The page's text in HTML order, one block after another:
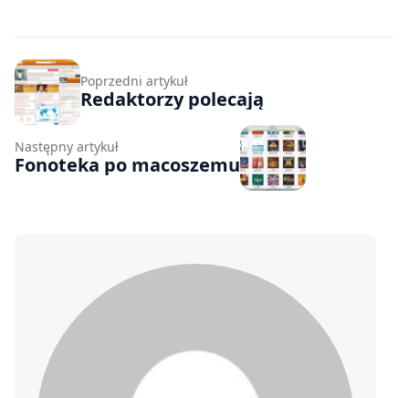
Poprzedni artykuł
Redaktorzy polecają
Następny artykuł
Fonoteka po macoszemu